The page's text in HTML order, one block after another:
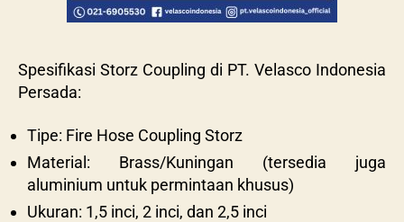
Spesifikasi Storz Coupling di PT. Velasco Indonesia
Persada:
Tipe: Fire Hose Coupling Storz
Material: Brass/Kuningan (tersedia juga
aluminium untuk permintaan khusus)
Ukuran: 1,5 inci, 2 inci, dan 2,5 inci